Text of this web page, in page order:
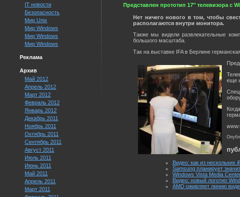
IT новости
Безопасность
Мир Unix
Мир Windows
Мир Windows
Мир Windows
Реклама
Архив
Май 2012
Апрель 2012
Март 2012
Февраль 2012
Январь 2012
Декабрь 2011
Ноябрь 2011
Октябрь 2011
Сентябрь 2011
Август 2011
Июль 2011
Июнь 2011
Май 2011
Апрель 2011
Март 2011
Представлен прототип 17″ телевизора с
Нет ничего нового в том, чтобы
располагаются внутри монитора.
Также мы видели развлекательные
большого масштаба.
Так на выставке IFA в Берлине
еще
Видео: как из нескольких
Samsung планирует
Windows Vista Media
Видео: новый логотип
AMD оживляет линию